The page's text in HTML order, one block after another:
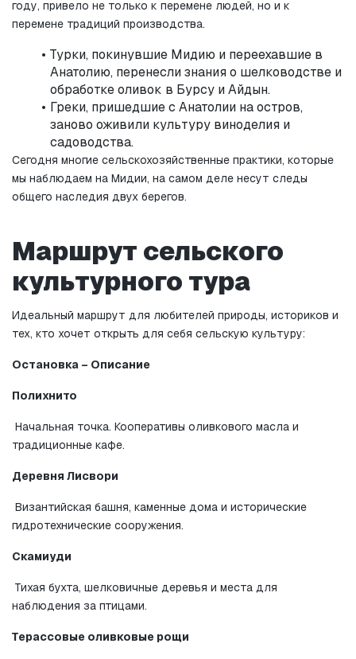
году, привело не только к перемене людей, но и к
перемене традиций производства.
Турки, покинувшие Мидию и переехавшие в
Анатолию, перенесли знания о шелководстве и
обработке оливок в Бурсу и Айдын.
Греки, пришедшие с Анатолии на остров,
заново оживили культуру виноделия и
садоводства.
Сегодня многие сельскохозяйственные практики, которые
мы наблюдаем на Мидии, на самом деле несут следы
общего наследия двух берегов.
Маршрут сельского
культурного тура
Идеальный маршрут для любителей природы, историков и
тех, кто хочет открыть для себя сельскую культуру:
Остановка – Описание
Полихнито
традиционные кафе.
Деревня Лисвори
гидротехнические сооружения.
Скамиуди
наблюдения за птицами.
Терассовые оливковые рощи